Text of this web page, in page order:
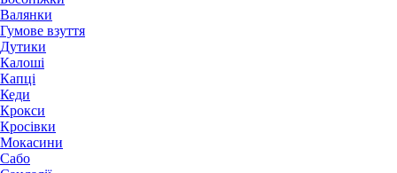
Валянки
Гумове взуття
Дутики
Калоші
Капці
Кеди
Крокси
Кросівки
Мокасини
Сабо